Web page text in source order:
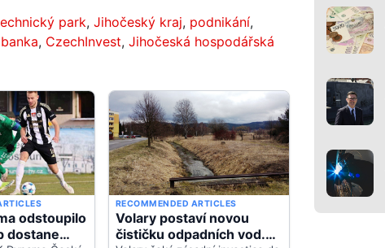
park, Jihočeský kraj, podnikání,
, CzechInvest, Jihočeská hospodářská